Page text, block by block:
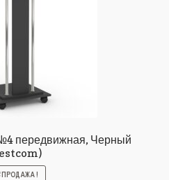
передвижная, Черный